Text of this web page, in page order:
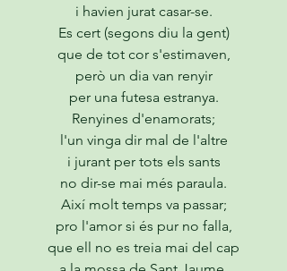
i havien jurat casar-se.
Es cert (segons diu la gent)
que de tot cor s'estimaven,
però un dia van renyir
per una futesa estranya.
Renyines d'enamorats;
l'un vinga dir mal de l'altre
i jurant per tots els sants
no dir-se mai més paraula.
Així molt temps va passar;
pro l'amor si és pur no falla,
que ell no es treia mai del cap